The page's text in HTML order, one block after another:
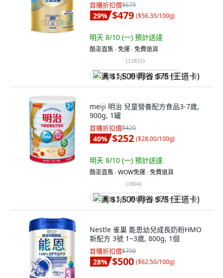
首購折扣價$679
29% $479 ($56.35/100g)
明天 8/10 (一) 預計送達
酷澎直售 ∙ 免運 ∙ 免費退貨
(12833)
满 $1,500 再省 $75 (王道卡)
meiji 明治 兒童營養配方食品3-7歲,
900g, 1罐
首購折扣價$420
40% $252 ($28.00/100g)
明天 8/10 (一) 預計送達
酷澎直售 ∙ WOW免運 ∙ 免費退貨
(1804)
满 $1,500 再省 $75 (王道卡)
Nestle 雀巢 能恩幼兒成長奶粉HMO
新配方 3號 1~3歲, 800g, 1個
首購折扣價$700
28% $500 ($62.50/100g)